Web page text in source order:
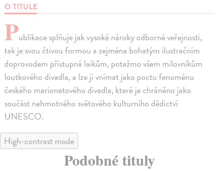
O TITULE
Publikace splňuje jak vysoké nároky odborné veřejnosti,
tak je svou čtivou formou a zejména bohatým ilustračním
doprovodem přístupná laikům, potažmo všem milovníkům
loutkového divadla, a lze ji vnímat jako poctu fenoménu
českého marionetového divadla, které je chráněno jako
součást nehmotného světového kulturního dědictví
UNESCO.
High-contrast mode
Podobné tituly